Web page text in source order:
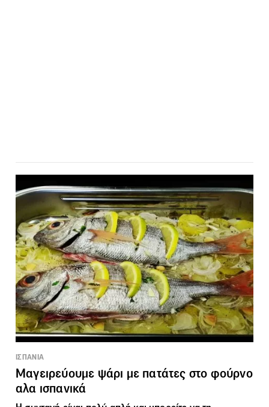
ΙΣΠΑΝΙΑ
Μαγειρεύουμε ψάρι με πατάτες στο φούρνο
αλα ισπανικά